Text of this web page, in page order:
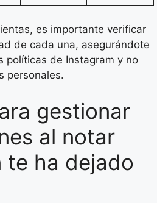
es importante verificar
de cada una, asegurándote
políticas de Instagram y no
personales.
gestionar
al notar
te ha dejado